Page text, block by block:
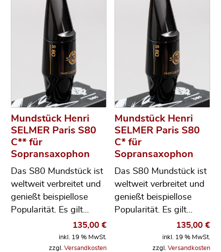
Mundstück Henri
SELMER Paris S80
C** für
Sopransaxophon
Das S80 Mundstück ist
weltweit verbreitet und
genießt beispiellose
Popularität. Es gilt…
135,00 €
inkl. 19 % MwSt.
zzgl. Versandkosten
Mundstück Henri
SELMER Paris S80
C* für
Sopransaxophon
Das S80 Mundstück ist
weltweit verbreitet und
genießt beispiellose
Popularität. Es gilt…
135,00 €
inkl. 19 % MwSt.
zzgl. Versandkosten